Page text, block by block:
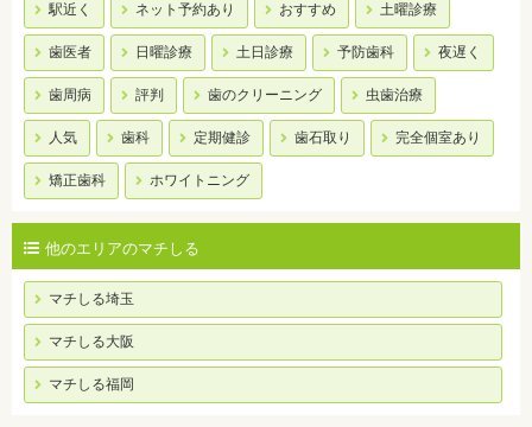
駅近く ネット予約あり おすすめ 土曜診療
歯医者 日曜診療 土日診療 予防歯科 夜遅く
歯周病 評判 歯のクリーニング 虫歯治療
人気 歯科 定期健診 歯石取り 完全個室あり
矯正歯科 ホワイトニング
他のエリアのマチしる
マチしる埼玉
マチしる大阪
マチしる福岡